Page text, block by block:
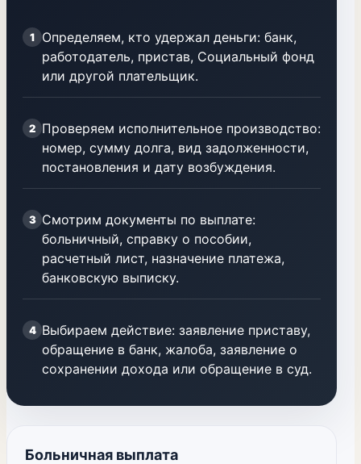
1
Определяем, кто удержал деньги: банк,
работодатель, пристав, Социальный фонд
или другой плательщик.
2 Проверяем исполнительное производство:
номер, сумму долга, вид задолженности,
постановления и дату возбуждения.
3 Смотрим документы по выплате:
больничный, справку о пособии,
расчетный лист, назначение платежа,
банковскую выписку.
4 Выбираем действие: заявление приставу,
обращение в банк, жалоба, заявление о
сохранении дохода или обращение в суд.
Больничная выплата